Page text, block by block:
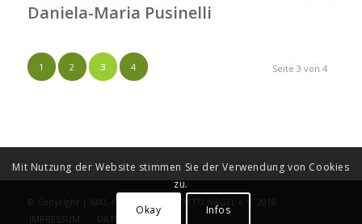
Daniela-Maria Pusinelli
Seite 3 von 4
1 2 3 4
© Copyright | MAL-HEURE/STUDIO OTTO NAGEL e.V. 2018
IMPRESSUM
DATENSCHUTZ
Mit Nutzung der Website stimmen Sie der Verwendung von Cookies
zu.
Okay
Infos